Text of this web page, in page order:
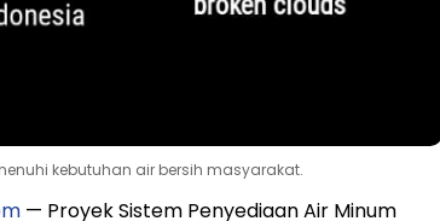
kebutuhan air bersih masyarakat.
— Proyek Sistem Penyediaan Air Minum